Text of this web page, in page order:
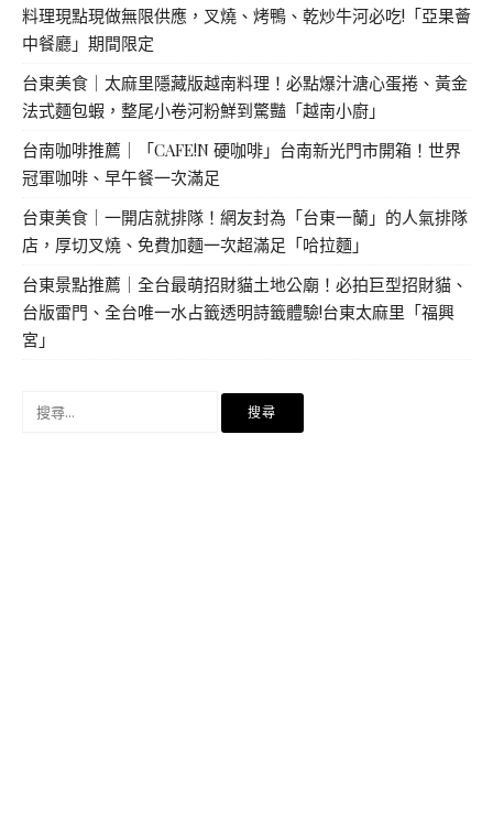
料理現點現做無限供應，叉燒、烤鴨、乾炒牛河必吃!「亞果薈
中餐廳」期間限定
台東美食｜太麻里隱藏版越南料理！必點爆汁溏心蛋捲、黃金
法式麵包蝦，整尾小卷河粉鮮到驚豔「越南小廚」
台南咖啡推薦｜「CAFE!N 硬咖啡」台南新光門市開箱！世界
冠軍咖啡、早午餐一次滿足
台東美食｜一開店就排隊！網友封為「台東一蘭」的人氣排隊
店，厚切叉燒、免費加麵一次超滿足「哈拉麵」
台東景點推薦｜全台最萌招財貓土地公廟！必拍巨型招財貓、
台版雷門、全台唯一水占籤透明詩籤體驗!台東太麻里「福興
宮」